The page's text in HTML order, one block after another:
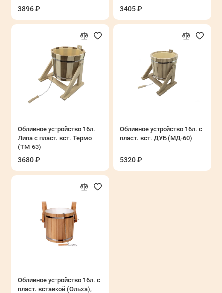
3896 ₽ 3405 ₽
Обливное устройство 16л.
Липа с пласт. вст. Термо
(ТМ-63)
3680 ₽
Обливное устройство 16л. с
пласт. вст. ДУБ (МД-60)
5320 ₽
Обливное устройство 16л. с
пласт. вставкой (Ольха),